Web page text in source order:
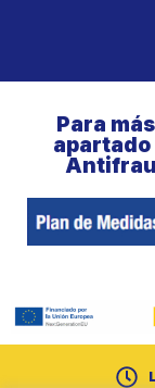
Para
apartado